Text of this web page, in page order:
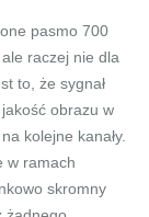
pasmo 700
raczej nie dla
to, że sygnał
obrazu w
kolejne kanały.
w ramach
skromny